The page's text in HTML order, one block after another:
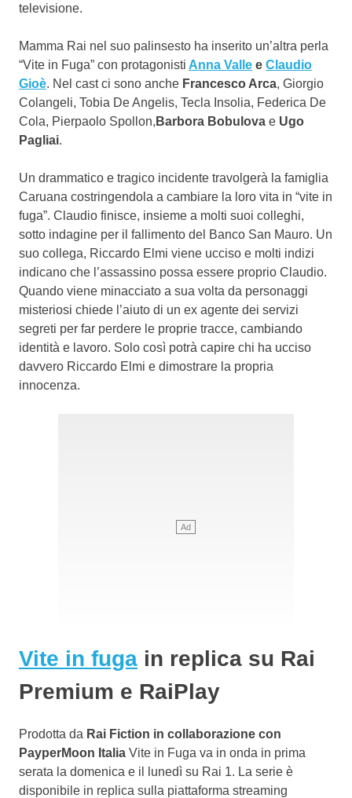
televisione.
Mamma Rai nel suo palinsesto ha inserito un’altra perla
“Vite in Fuga” con protagonisti Anna Valle e Claudio
Gioè. Nel cast ci sono anche Francesco Arca, Giorgio
Colangeli, Tobia De Angelis, Tecla Insolia, Federica De
Cola, Pierpaolo Spollon, Barbora Bobulova e Ugo
Pagliai.
Un drammatico e tragico incidente travolgerà la famiglia
Caruana costringendola a cambiare la loro vita in “vite in
fuga”. Claudio finisce, insieme a molti suoi colleghi,
sotto indagine per il fallimento del Banco San Mauro. Un
suo collega, Riccardo Elmi viene ucciso e molti indizi
indicano che l’assassino possa essere proprio Claudio.
Quando viene minacciato a sua volta da personaggi
misteriosi chiede l’aiuto di un ex agente dei servizi
segreti per far perdere le proprie tracce, cambiando
identità e lavoro. Solo così potrà capire chi ha ucciso
davvero Riccardo Elmi e dimostrare la propria
innocenza.
Vite in fuga in replica su Rai
Premium e RaiPlay
Prodotta da Rai Fiction in collaborazione con
PayperMoon Italia Vite in Fuga va in onda in prima
serata la domenica e il lunedì su Rai 1. La serie è
disponibile in replica sulla piattaforma streaming